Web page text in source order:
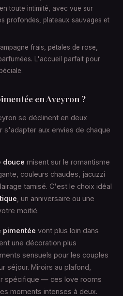
toute intimité, avec vue sur
profondes, plateaux sauvages et
frais, pétales de rose,
L'accueil parfait pour
en Aveyron ?
se déclinent en deux
s'adapter aux envies de chaque
douce misent sur le romantisme
couleurs chaudes, jacuzzi
tamisé. C'est le choix idéal
, un anniversaire ou une
moitié.
pimentée vont plus loin dans
une décoration plus
sensuels pour les couples
séjour. Miroirs au plafond,
spécifique — ces love rooms
moments intenses à deux.